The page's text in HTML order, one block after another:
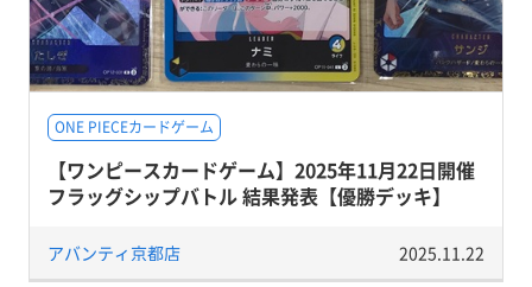
ONE PIECEカードゲーム
【ワンピースカードゲーム】2025年11月22日開催
フラッグシップバトル 結果発表【優勝デッキ】
アバンティ京都店 2025.11.22